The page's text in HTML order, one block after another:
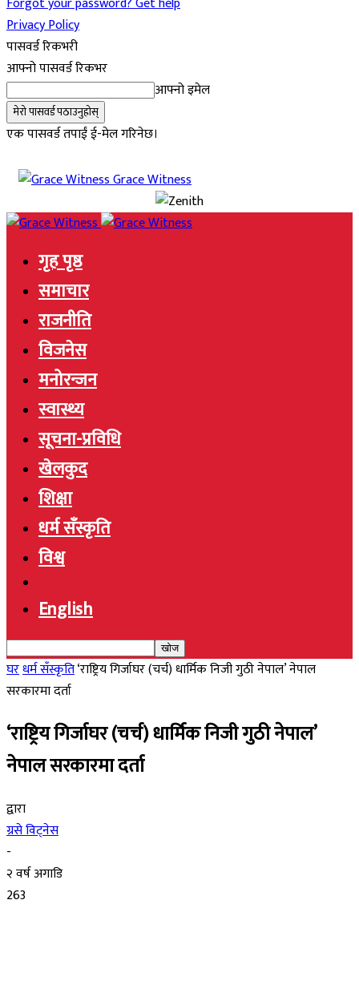
Privacy Policy
पासवर्ड रिकभरी
आफ्नो पासवर्ड रिकभर
आफ्नो इमेल
एक पासवर्ड तपाईं ई-मेल गरिनेछ।
Grace Witness
गृह पृष्ठ
समाचार
राजनीति
विजनेस
मनोरन्जन
स्वास्थ्य
सूचना-प्रविधि
खेलकुद
शिक्षा
धर्म सँस्कृति
विश्व
English
घरधर्म सँस्कृति‘राष्ट्रिय गिर्जाघर (चर्च) धार्मिक निजी गुठी नेपाल’ नेपाल
सरकारमा दर्ता
‘राष्ट्रिय गिर्जाघर (चर्च) धार्मिक निजी गुठी नेपाल’
नेपाल सरकारमा दर्ता
द्वारा
ग्रसे विट्नेस
-
२ वर्ष अगाडि
263